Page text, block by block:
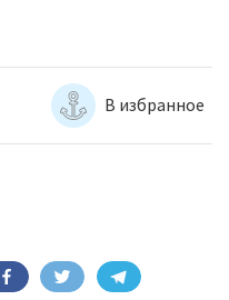
В избранное